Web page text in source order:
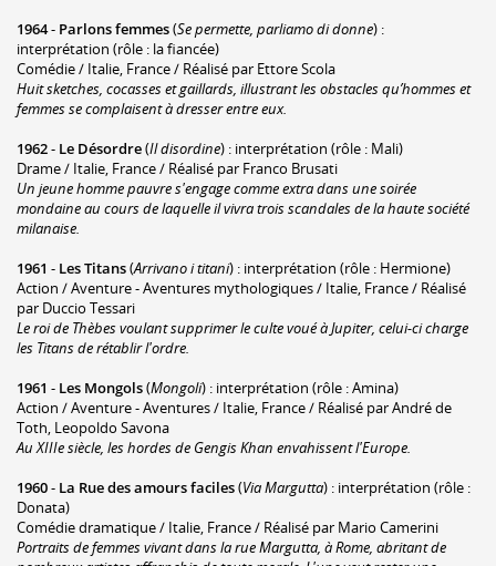
1964- Parlons femmes(Se permette, parliamo di donne) :
interprétation (rôle : la fiancée)
Comédie / Italie, France / Réalisé par Ettore Scola
Huit sketches, cocasses et gaillards, illustrant les obstacles qu’hommes et
femmes se complaisent à dresser entre eux.
1962- Le Désordre(Il disordine) : interprétation (rôle : Mali)
Drame / Italie, France / Réalisé par Franco Brusati
Un jeune homme pauvre s'engage comme extra dans une soirée
mondaine au cours de laquelle il vivra trois scandales de la haute société
milanaise.
1961 - Les Titans(Arrivano i titani) : interprétation (rôle : Hermione)
Action / Aventure - Aventures mythologiques / Italie, France / Réalisé
par Duccio Tessari
Le roi de Thèbes voulant supprimer le culte voué à Jupiter, celui-ci charge
les Titans de rétablir l'ordre.
1961 - Les Mongols(Mongoli) : interprétation (rôle : Amina)
Action / Aventure - Aventures / Italie, France / Réalisé par André de
Toth, Leopoldo Savona
Au XIIIe siècle, les hordes de Gengis Khan envahissent l'Europe.
1960- La Rue des amours faciles(Via Margutta) : interprétation (rôle :
Donata)
Comédie dramatique / Italie, France / Réalisé par Mario Camerini
Portraits de femmes vivant dans la rue Margutta, à Rome, abritant de